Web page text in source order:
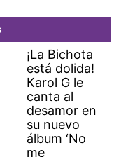
¡La Bichota
está dolida!
Karol G le
canta al
desamor en
su nuevo
álbum ‘No
me